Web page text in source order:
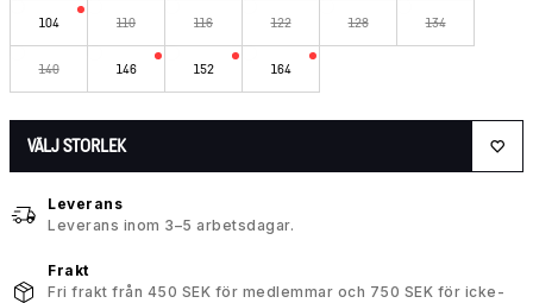
104 110 116 122 128 134
140 146 152 164
VÄLJ STORLEK
Leverans
Leverans inom 3–5 arbetsdagar.
Frakt
Fri frakt från 450 SEK för medlemmar och 750 SEK för icke-